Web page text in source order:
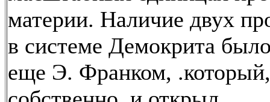
материи. Наличие двух
в системе Демокрита
еще Э. Франком, .который,